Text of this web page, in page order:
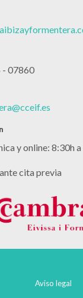
- 07860
y online: 8:30h a
cita previa
Aviso legal